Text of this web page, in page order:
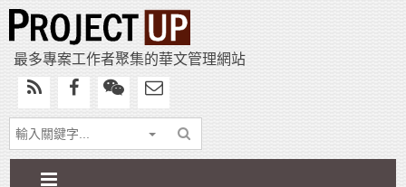
最多專案工作者聚集的華文管理網站